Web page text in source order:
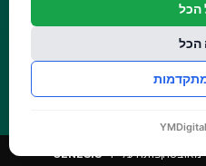
עלות משלוח עד הבית 29.90 ₪, משלוח חינם בקניה מעל
מאובטחפותח על ידיGENESIS
הכל
הכל
YMDigital